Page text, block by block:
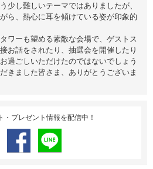
少し難しいテーマではありましたが、
ら、熱心に耳を傾けている姿が印象的
ワーも望める素敵な会場で、ゲストス
お話をされたり、抽選会を開催したり
過ごしいただけたのではないでしょう
きました皆さま、ありがとうございま
・プレゼント情報を配信中！